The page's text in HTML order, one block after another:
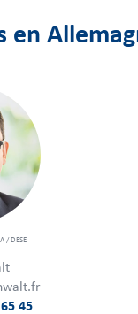
en
/ DESE
45